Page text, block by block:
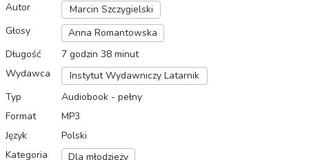
Autor
Marcin Szczygielski
Głosy
Anna Romantowska
Długość
7 godzin 38 minut
Wydawca
Instytut Wydawniczy Latarnik
Typ
Audiobook - pełny
Format
MP3
Język
Polski
Kategoria
Dla młodzieży